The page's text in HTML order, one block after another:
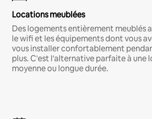
Locations meublées
Des logements entièrement meublés
le wifi et les équipements dont vous
vous installer confortablement
plus. C'est l'alternative parfaite à une
moyenne ou longue durée.